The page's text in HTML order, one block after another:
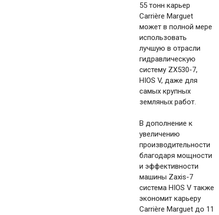
55 тонн карьер
Carrière Marguet
может в полной мере
использовать
лучшую в отрасли
гидравлическую
систему ZX530-7,
HIOS V, даже для
самых крупных
земляных работ.
В дополнение к
увеличению
производительности
благодаря мощности
и эффективности
машины Zaxis-7
система HIOS V также
экономит карьеру
Carrière Marguet до 11